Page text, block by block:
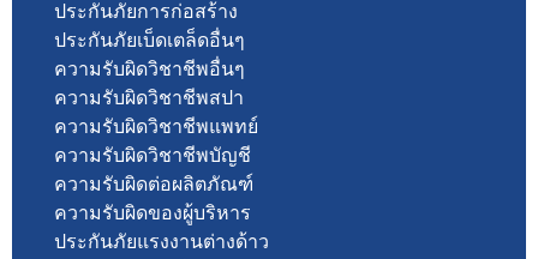
ประกันภัยการก่อสร้าง
ประกันภัยเบ็ดเตล็ดอื่นๆ
ความรับผิดวิชาชีพอื่นๆ
ความรับผิดวิชาชีพสปา
ความรับผิดวิชาชีพแพทย์
ความรับผิดวิชาชีพบัญชี
ความรับผิดต่อผลิตภัณฑ์
ความรับผิดของผู้บริหาร
ประกันภัยแรงงานต่างด้าว